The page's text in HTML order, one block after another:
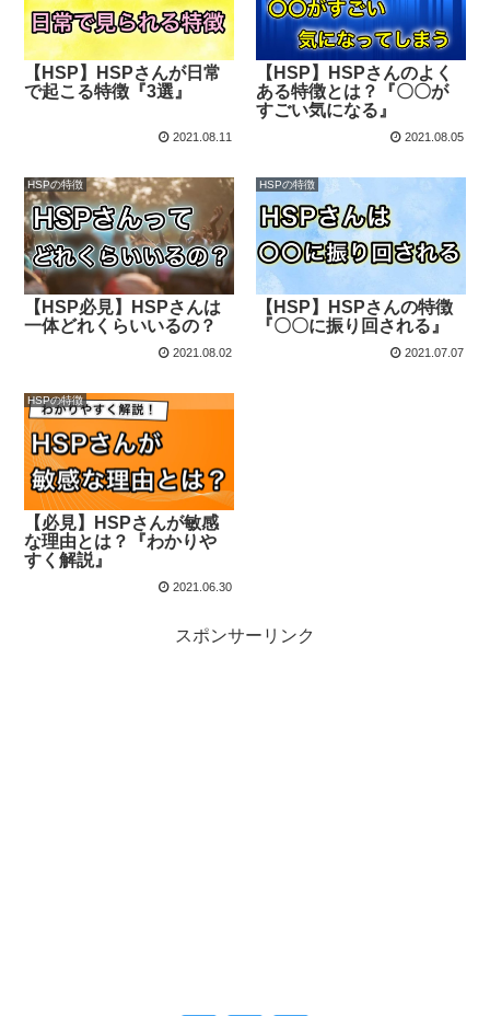
【HSP】HSPさんが日常
で起こる特徴『3選』
2021.08.11
【HSP】HSPさんのよく
ある特徴とは？『〇〇が
すごい気になる』
2021.08.05
HSPの特徴
【HSP必見】HSPさんは
一体どれくらいいるの？
2021.08.02
HSPの特徴
【HSP】HSPさんの特徴
『〇〇に振り回される』
2021.07.07
HSPの特徴
【必見】HSPさんが敏感
な理由とは？『わかりや
すく解説』
2021.06.30
スポンサーリンク